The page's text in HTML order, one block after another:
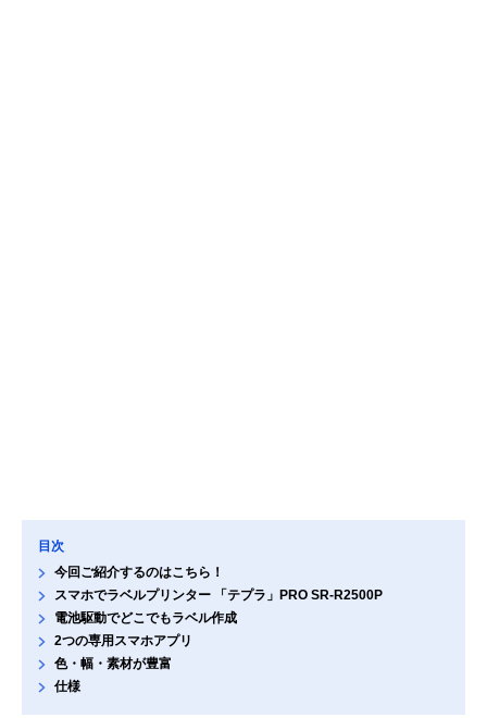
目次
今回ご紹介するのはこちら！
スマホでラベルプリンター 「テプラ」PRO SR-R2500P
電池駆動でどこでもラベル作成
2つの専用スマホアプリ
色・幅・素材が豊富
仕様